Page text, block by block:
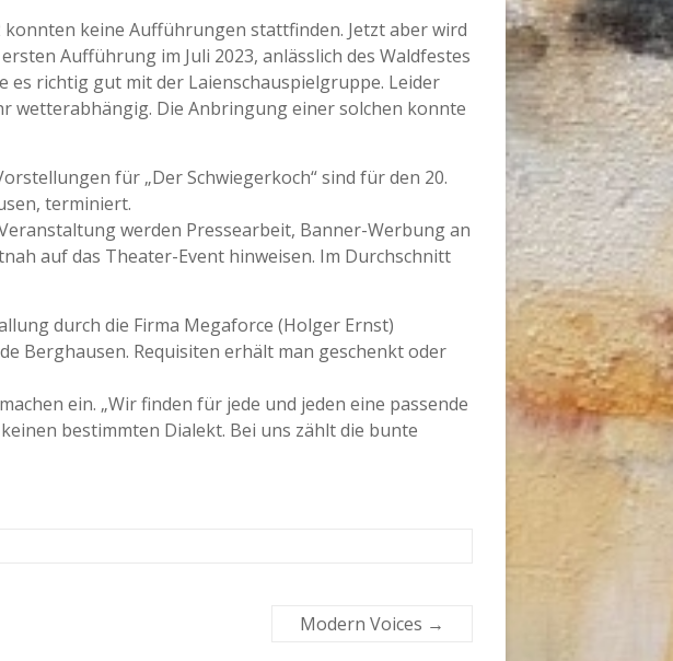
keine Aufführungen stattfinden. Jetzt aber wird
Aufführung im Juli 2023, anlässlich des Waldfestes
es richtig gut mit der Laienschauspielgruppe. Leider
wetterabhängig. Die Anbringung einer solchen konnte
für „Der Schwiegerkoch“ sind für den 20.
terminiert.
werden Pressearbeit, Banner-Werbung an
auf das Theater-Event hinweisen. Im Durchschnitt
durch die Firma Megaforce (Holger Ernst)
Berghausen. Requisiten erhält man geschenkt oder
ein. „Wir finden für jede und jeden eine passende
bestimmten Dialekt. Bei uns zählt die bunte
Modern Voices →